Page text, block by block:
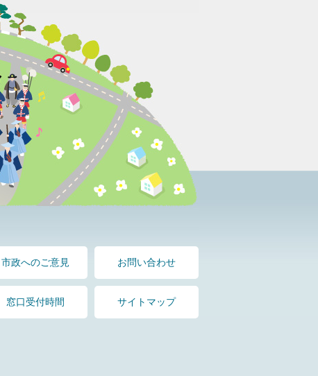
市政へのご意見 お問い合わせ
窓口受付時間 サイトマップ